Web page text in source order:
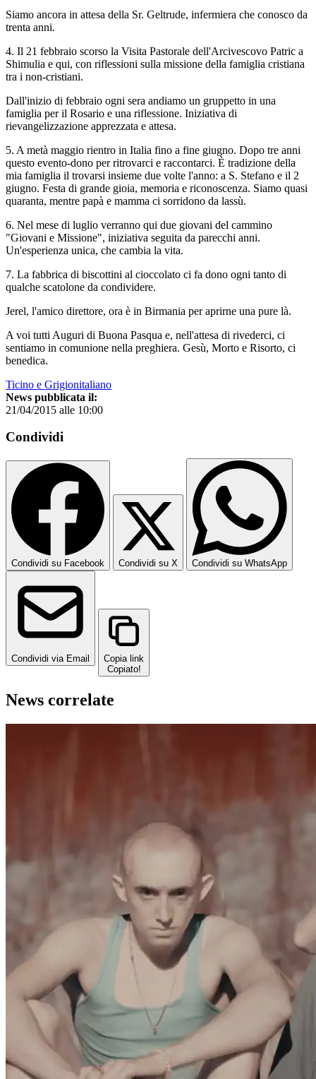
Siamo ancora in attesa della Sr. Geltrude, infermiera che conosco da
trenta anni.
4. Il 21 febbraio scorso la Visita Pastorale dell'Arcivescovo Patric a
Shimulia e qui, con riflessioni sulla missione della famiglia cristiana
tra i non-cristiani.
Dall'inizio di febbraio ogni sera andiamo un gruppetto in una
famiglia per il Rosario e una riflessione. Iniziativa di
rievangelizzazione apprezzata e attesa.
5. A metà maggio rientro in Italia fino a fine giugno. Dopo tre anni
questo evento-dono per ritrovarci e raccontarci. È tradizione della
mia famiglia il trovarsi insieme due volte l'anno: a S. Stefano e il 2
giugno. Festa di grande gioia, memoria e riconoscenza. Siamo quasi
quaranta, mentre papà e mamma ci sorridono da lassù.
6. Nel mese di luglio verranno qui due giovani del cammino
"Giovani e Missione", iniziativa seguita da parecchi anni.
Un'esperienza unica, che cambia la vita.
7. La fabbrica di biscottini al cioccolato ci fa dono ogni tanto di
qualche scatolone da condividere.
Jerel, l'amico direttore, ora è in Birmania per aprirne una pure là.
A voi tutti Auguri di Buona Pasqua e, nell'attesa di rivederci, ci
sentiamo in comunione nella preghiera. Gesù, Morto e Risorto, ci
benedica.
Ticino e Grigionitaliano
News pubblicata il:
21/04/2015 alle 10:00
Condividi
Condividi su Facebook Condividi su X Condividi su WhatsApp
Condividi via Email
Copia link
Copiato!
News correlate